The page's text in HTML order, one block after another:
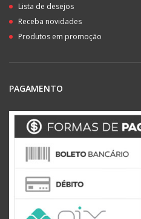
Lista de desejos
Receba novidades
Produtos em promoção
PAGAMENTO